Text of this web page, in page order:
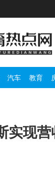
汽车 教育
实现